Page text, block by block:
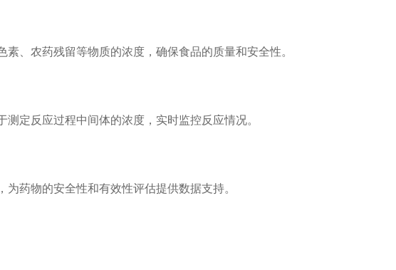
、农药残留等物质的浓度，确保食品的质量和安全性。
定反应过程中间体的浓度，实时监控反应情况。
药物的安全性和有效性评估提供数据支持。